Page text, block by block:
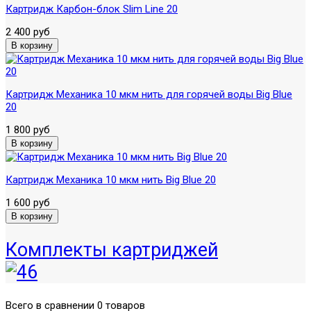
Картридж Карбон-блок Slim Line 20
2 400 руб
Картридж Механика 10 мкм нить для горячей воды Big Blue
20
1 800 руб
Картридж Механика 10 мкм нить Вig Blue 20
1 600 руб
Комплекты картриджей
Всего в сравнении 0 товаров